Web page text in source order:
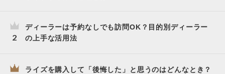
ディーラーは予約なしでも訪問OK？目的別ディーラー
の上手な活用法
ライズを購入して「後悔した」と思うのはどんなとき？